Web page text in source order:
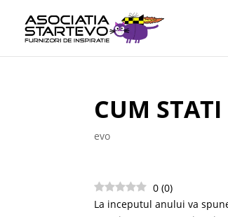
CUM
evo
0 (0)
La inceputul anului va